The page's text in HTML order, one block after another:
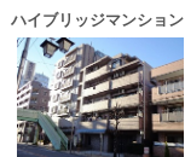
ハイブリッジマンション